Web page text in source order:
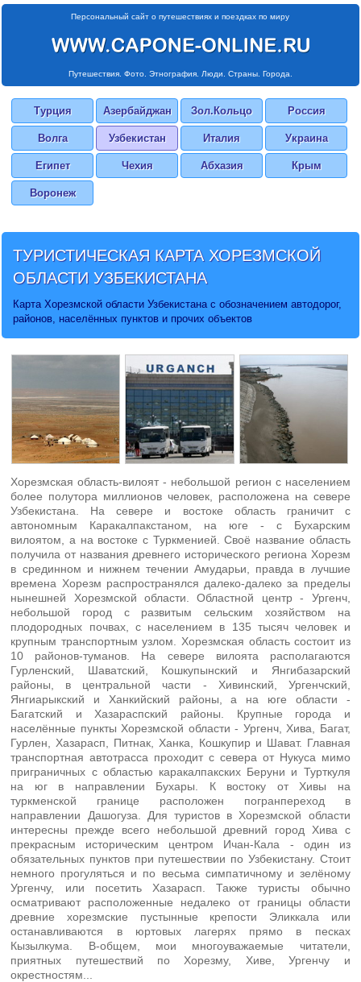
Персональный сайт о путешествиях и поездках по миру
Путешествия. Фото. Этнография. Люди. Страны. Города.
Турция Азербайджан Зол.Кольцо Россия
Волга Узбекистан Италия Украина
Египет Чехия Абхазия Крым
Воронеж
ТУРИСТИЧЕСКАЯ КАРТА ХОРЕЗМСКОЙ
ОБЛАСТИУЗБЕКИСТАНА
Карта Хорезмской области Узбекистана с обозначением автодорог,
районов, населённых пунктов и прочих объектов
Хорезмская область-вилоят - небольшой регион с населением
более полутора миллионов человек, расположена на севере
Узбекистана. На севере и востоке область граничит с
автономным Каракалпакстаном, на юге - с Бухарским
вилоятом, а на востоке с Туркменией. Своё название область
получила от названия древнего исторического региона Хорезм
в срединном и нижнем течении Амударьи, правда в лучшие
времена Хорезм распространялся далеко-далеко за пределы
нынешней Хорезмской области. Областной центр - Ургенч,
небольшой город с развитым сельским хозяйством на
плодородных почвах, с населением в 135 тысяч человек и
крупным транспортным узлом. Хорезмская область состоит из
10 районов-туманов. На севере вилоята располагаются
Гурленский, Шаватский, Кошкупынский и Янгибазарский
районы, в центральной части - Хивинский, Ургенчский,
Янгиарыкский и Ханкийский районы, а на юге области -
Багатский и Хазараспский районы. Крупные города и
населённые пункты Хорезмской области - Ургенч, Хива, Багат,
Гурлен, Хазарасп, Питнак, Ханка, Кошкупир и Шават. Главная
транспортная автотрасса проходит с севера от Нукуса мимо
приграничных с областью каракалпакских Беруни и Турткуля
на юг в направлении Бухары. К востоку от Хивы на
туркменской границе расположен погранпереход в
направлении Дашогуза. Для туристов в Хорезмской области
интересны прежде всего небольшой древний город Хива с
прекрасным историческим центром Ичан-Кала - один из
обязательных пунктов при путешествии по Узбекистану. Стоит
немного прогуляться и по весьма симпатичному и зелёному
Ургенчу, или посетить Хазарасп. Также туристы обычно
осматривают расположенные недалеко от границы области
древние хорезмские пустынные крепости Эликкала или
останавливаются в юртовых лагерях прямо в песках
Кызылкума. В-общем, мои многоуважаемые читатели,
приятных путешествий по Хорезму, Хиве, Ургенчу и
окрестностям...